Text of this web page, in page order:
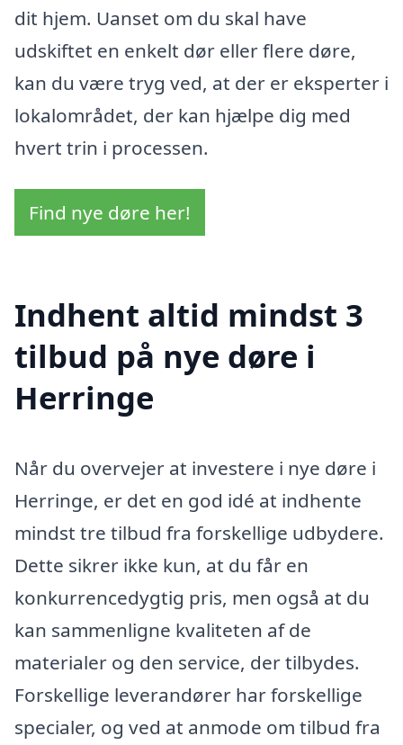
dit hjem. Uanset om du skal have
udskiftet en enkelt dør eller flere døre,
kan du være tryg ved, at der er eksperter i
lokalområdet, der kan hjælpe dig med
hvert trin i processen.
Find nye døre her!
Indhent altid mindst 3
tilbud på nye døre i
Herringe
Når du overvejer at investere i nye døre i
Herringe, er det en god idé at indhente
mindst tre tilbud fra forskellige udbydere.
Dette sikrer ikke kun, at du får en
konkurrencedygtig pris, men også at du
kan sammenligne kvaliteten af de
materialer og den service, der tilbydes.
Forskellige leverandører har forskellige
specialer, og ved at anmode om tilbud fra